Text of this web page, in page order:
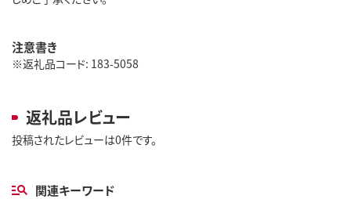
注意書き
※返礼品コード: 183-5058
返礼品レビュー
投稿されたレビューは0件です。
関連キーワード